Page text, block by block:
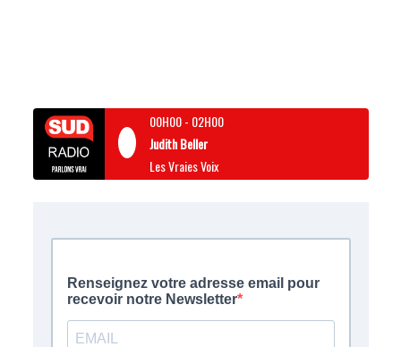
00H00- 02H00
Judith Beller
Les Vraies Voix